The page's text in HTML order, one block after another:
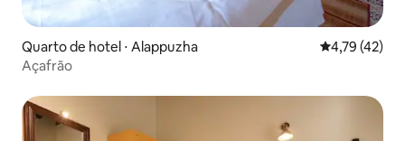
Quarto de hotel ⋅ Alappuzha 4,79 de uma
4,79 (42)
Açafrão